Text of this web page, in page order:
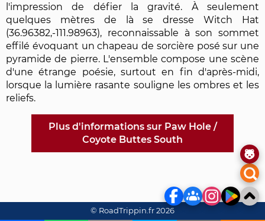
l'impression de défier la gravité. À seulement
quelques mètres de là se dresse Witch Hat
(36.96382,-111.98963), reconnaissable à son sommet
effilé évoquant un chapeau de sorcière posé sur une
pyramide de pierre. L'ensemble compose une scène
d'une étrange poésie, surtout en fin d'après-midi,
lorsque la lumière rasante souligne les ombres et les
reliefs.
Plus d'informations sur Paw Hole /
Coyote Buttes South
© RoadTrippin.fr 2026